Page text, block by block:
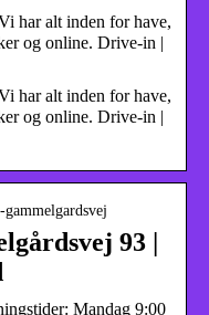
har alt inden for have,
og online. Drive-in |
har alt inden for have,
og online. Drive-in |
93 |
Mandag 9:00